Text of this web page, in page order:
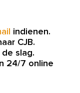
indienen.
CJB.
slag.
24/7 online